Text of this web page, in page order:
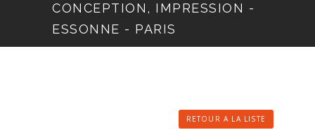
CONCEPTION, IMPRESSION -
ESSONNE - PARIS
RETOUR A LA LISTE